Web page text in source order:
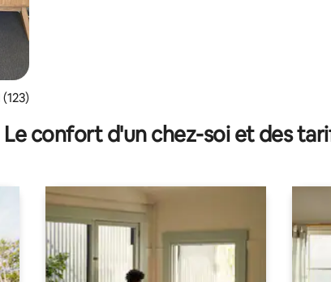
moyenne sur la base de 123 commentaires : 4,81 sur 5
(123)
Le confort d'un chez-soi et des